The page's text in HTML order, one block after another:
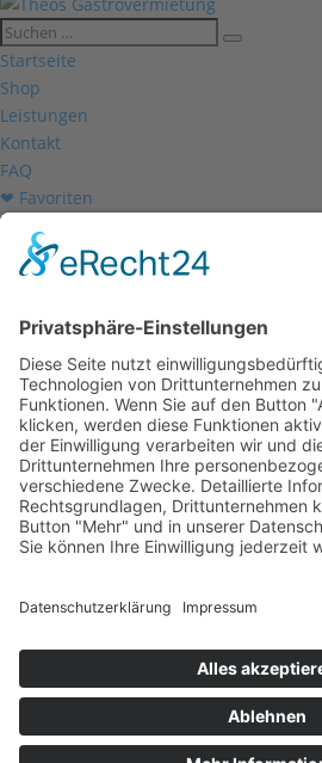
Startseite
Shop
Leistungen
Kontakt
FAQ
❤ Favoriten
Mein Konto
Betriebsferien
Wir befinden uns vom
19.12.2025 bis einschließlich 07.01.2026
in unseren Betriebsferien.
In dieser Zeit werden Anfragen
weiterhin bearbeitet, allerdings
kann es zu Verzögerungen bei der